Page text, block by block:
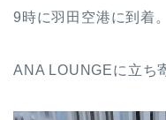
9時に羽田空港に到着。
ANA LOUNGEに立ち